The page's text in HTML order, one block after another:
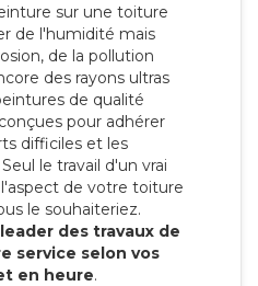
sur une toiture
de l'humidité mais
de la pollution
des rayons ultras
de qualité
pour adhérer
difficiles et les
le travail d'un vrai
de votre toiture
le souhaiteriez.
des travaux de
service selon vos
en heure.